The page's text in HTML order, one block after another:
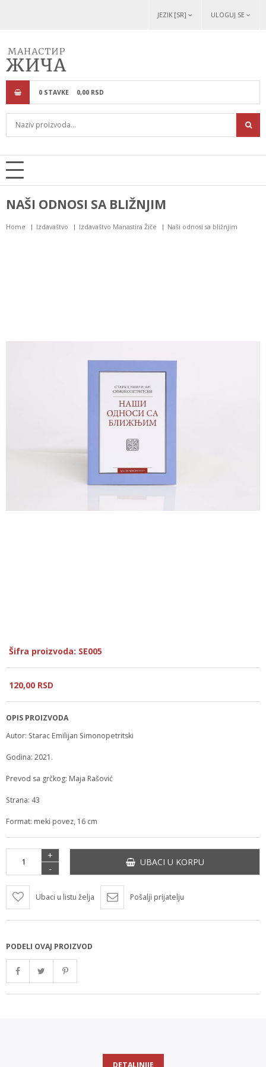
JEZIK [SR] ULOGUJ SE
0 STAVKE 0,00 RSD
NAŠI ODNOSI SA BLIŽNJIM
Home Izdavaštvo Izdavaštvo Manastira Žiče Naši odnosi sa bližnjim
Šifra proizvoda: SE005
120,00 RSD
OPIS PROIZVODA
Autor: Starac Emilijan Simonopetritski
Godina: 2021.
Prevod sa grčkog: Maja Rašović
Strana: 43
Format: meki povez, 16 cm
+
-
UBACI U KORPU
Ubaci u listu želja Pošalji prijatelju
PODELI OVAJ PROIZVOD
DETALJNIJE